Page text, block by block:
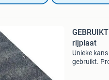
rijplaat
Unieke
gebruikt.